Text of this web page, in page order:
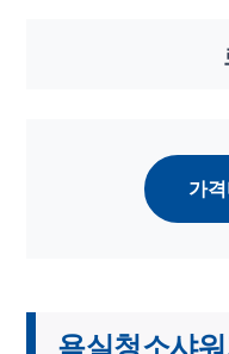
가
욕실청소샤